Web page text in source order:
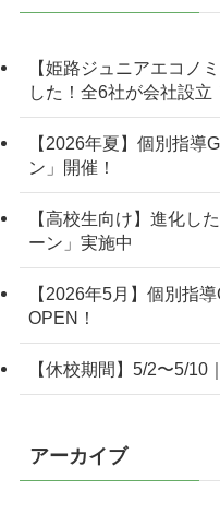
【姫路ジュニアエコノ
した！全6社が会社設立
【2026年夏】個別指導
ン」開催！
【高校生向け】進化し
ーン」実施中
【2026年5月】個別指
OPEN！
【休校期間】5/2〜5/10
アーカイブ